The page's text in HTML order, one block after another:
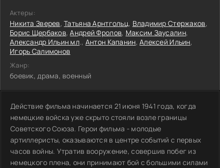
Актеры:
Никита Зверев,Татьяна Арнтгольц, Владимир Стержаков,
Борис Щербаков,Андрей Фролов, Максим Заусалин,
Александр Ильин мл., Антон Капанин,Алексей Ильин,
Игорь Салимонов
Жанр:
боевик, драма, военный
Действие фильма начинается 21 июня 1941 года, когда
немецкие войска уже скрыто стояли возле границы
Советского Союза. Герои фильма - молодые
артиллеристы, оказываются в центре событий с первых
часов войны. Утратив вооружение, совершив побег из
немецкого плена, они принимают бой с большими силами